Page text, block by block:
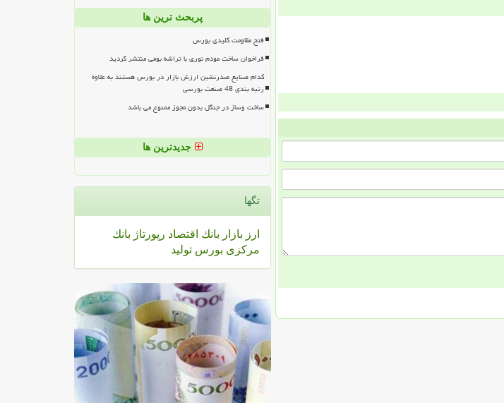
پربحث ترین ها
فتح مقاومت کلیدی بورس
فراخوان ساخت مودم نوری با تراشه بومی منتشر گردید
کدام صنایع صدرنشین ارزش بازار در بورس هستند به علاوه
رتبه بندی 48 صنعت بورسی
ساخت وساز در جنگل بدون مجوز ممنوع می باشد
جدیدترین ها
تگها
ارز بازار بانك اقتصاد رپورتاژ بانك
مركزی بورس تولید